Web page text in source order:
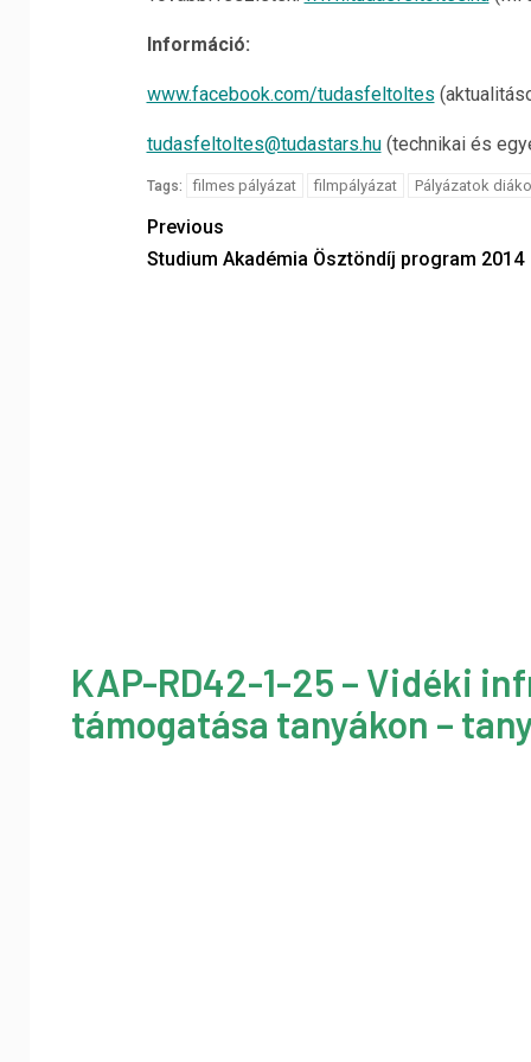
Információ:
www.facebook.com/tudasfeltoltes
tudasfeltoltes@tudastars.hu(technikai és
Tags: filmes pályázat filmpályázat Pályázatok
Previous
Studium Akadémia Ösztöndíj program 2014
KAP-RD42-1-25 – Vidéki
támogatása tanyákon –